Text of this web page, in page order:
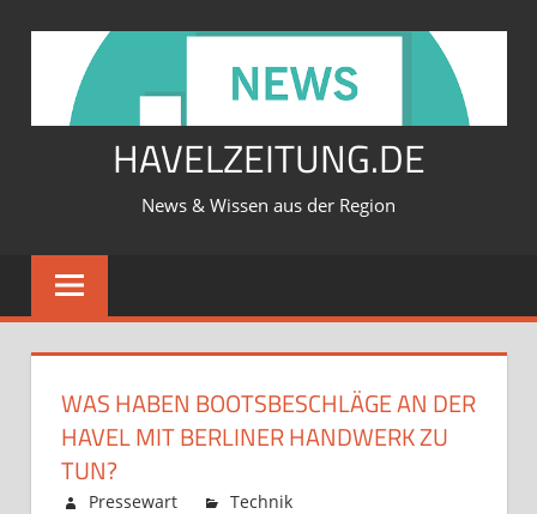
springen
HAVELZEITUNG.DE
News & Wissen aus der Region
WAS HABEN BOOTSBESCHLÄGE AN DER
HAVEL MIT BERLINER HANDWERK ZU
TUN?
Februar 12, 2026
Pressewart Technik